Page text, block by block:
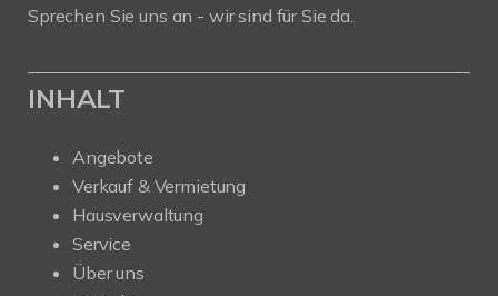
Sprechen Sie uns an - wir sind für Sie da.
INHALT
Angebote
Verkauf & Vermietung
Hausverwaltung
Service
Über uns